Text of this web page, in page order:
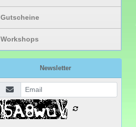
Gutscheine
Workshops
Newsletter